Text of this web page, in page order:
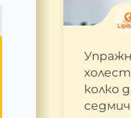
колко